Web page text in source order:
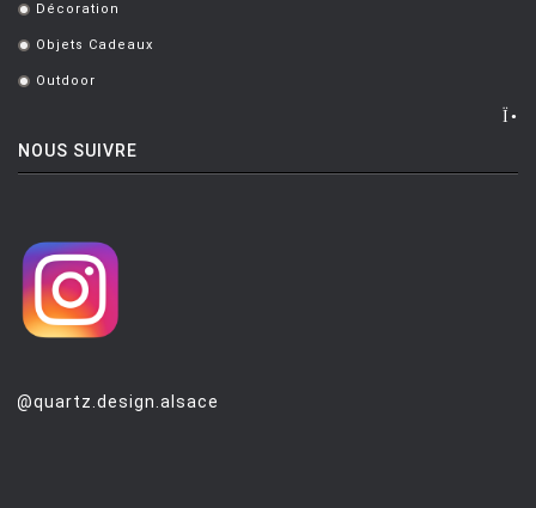
. Décoration
. Objets Cadeaux
. Outdoor
NOUS SUIVRE
@quartz.design.alsace